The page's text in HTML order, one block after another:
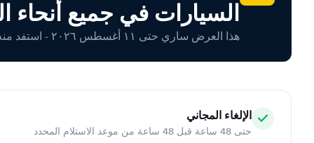
السيارات في جميع أنحاء
هذا العرض ساري حتى ١١ أغسطس ٢٠٢٦ - استفد منه اليوم!
الإلغاء المجاني
حتى 48 ساعة قبل 48 ساعة من موعد الاستلام المحدد